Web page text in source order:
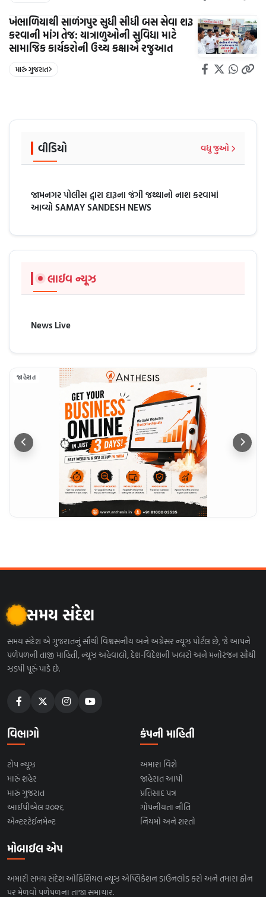
ખંભાળિયાથી સાળંગપુર સુધી સીધી બસ સેવા શરૂ
કરવાની માંગ તેજ: યાત્રાળુઓની સુવિધા માટે
સામાજિક કાર્યકરોની ઉચ્ચ કક્ષાએ રજુઆત
મારું ગુજરાત
વીડિયો વધુ જુઓ
જામનગર પોલીસ દ્વારા દારૂના જંગી જથ્થાનો નાશ કરવામાં
આવ્યો SAMAY SANDESH NEWS
લાઈવ ન્યૂઝ
News Live
જાહેરાત
સમય સંદેશ
સમય સંદેશ એ ગુજરાતનું સૌથી વિશ્વસનીય અને અગ્રેસર ન્યૂઝ પોર્ટલ છે, જે આપને
પળેપળની તાજી માહિતી, ન્યૂઝ અહેવાલો, દેશ-વિદેશની ખબરો અને મનોરંજન સૌથી
ઝડપી પૂરું પાડે છે.
વિભાગો
ટોપ ન્યૂઝ
મારું શહેર
મારું ગુજરાત
આઈપીએલ ૨૦૨૬
એન્ટરટેઈનમેન્ટ
કંપની માહિતી
અમારા વિશે
જાહેરાત આપો
પ્રતિસાદ પત્ર
ગોપનીયતા નીતિ
નિયમો અને શરતો
મોબાઈલ એપ
અમારી સમય સંદેશ ઓફિશિયલ ન્યૂઝ એપ્લિકેશન ડાઉનલોડ કરો અને તમારા ફોન
પર મેળવો પળેપળના તાજા સમાચાર.